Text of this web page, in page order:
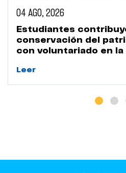
04 AGO, 2026
Estudiantes
conservación del
con voluntariado en la
Leer